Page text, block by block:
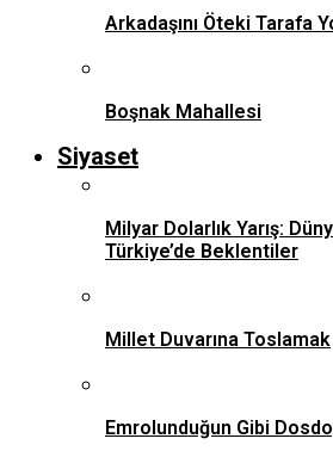
Arkadaşını Öteki Tarafa
Boşnak Mahallesi
Siyaset
Milyar Dolarlık Yarış:
Türkiye’de Beklentiler
Millet Duvarına Toslamak
Emrolunduğun Gibi